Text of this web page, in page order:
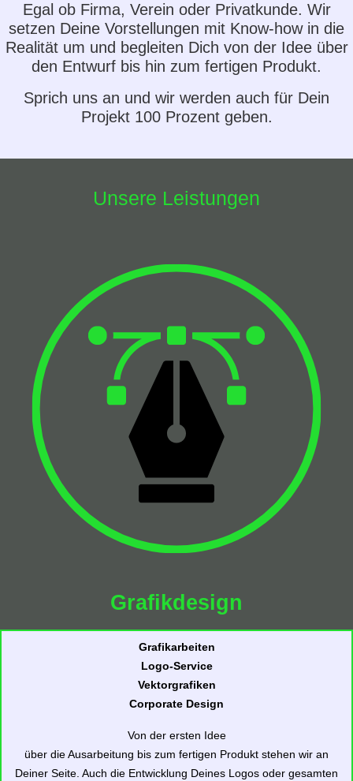
Egal ob Firma, Verein oder Privatkunde. Wir
setzen Deine Vorstellungen mit Know-how in die
Realität um und begleiten Dich von der Idee über
den Entwurf bis hin zum fertigen Produkt.
Sprich uns an und wir werden auch für Dein
Projekt 100 Prozent geben.
Unsere Leistungen
Grafikdesign
Grafikarbeiten
Logo-Service
Vektorgrafiken
Corporate Design
Von der ersten Idee
über die Ausarbeitung bis zum fertigen Produkt stehen wir an
Deiner Seite. Auch die Entwicklung Deines Logos oder gesamten